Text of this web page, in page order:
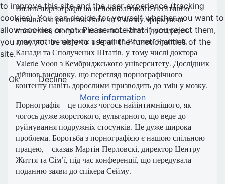
Вплив порнографії на неповнолітнього негативно
впливає на розвиток його чи її мозку, формуючи
ставлення, стосунки та зв’язки. Багато досліджень
доводять це, зокрема: з Франції, Великої Британії,
Канади та Сполучених Штатів, у тому числі доктора
Valerie Voon з Кембриджського університету. Дослідник
дійшов висновку, що перегляд порнографічного
контенту навіть дорослими призводить до змін у мозку.
Порнографія – це показ чогось найінтимнішого, як
чогось дуже жорстокого, вульгарного, що веде до
руйнування подружніх стосунків. Це дуже широка
проблема. Боротьба з порнографією є нашою спільною
працею, – сказав Мартін Перловскі, директор Центру
Життя та Сім’ї, під час конференції, що передувала
поданню заяви до спікера Сейму.
to improve this site and the user experience (tracking
cookies). You can decide for yourself whether you want to
allow cookies or not. Please note that if you reject them,
you may not be able to use all the functionalities of the
site.
Ok
Decline
More information